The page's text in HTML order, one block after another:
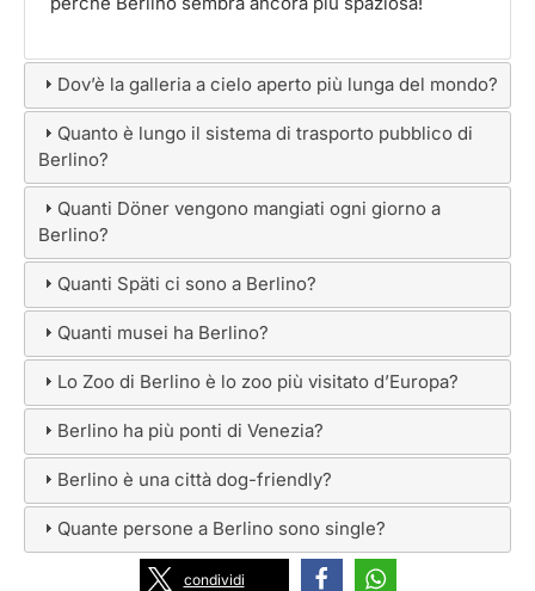
Dov’è la galleria a cielo aperto più lunga del mondo?
Quanto è lungo il sistema di trasporto pubblico di
Berlino?
Quanti Döner vengono mangiati ogni giorno a
Berlino?
Quanti Späti ci sono a Berlino?
Quanti musei ha Berlino?
Lo Zoo di Berlino è lo zoo più visitato d’Europa?
Berlino ha più ponti di Venezia?
Berlino è una città dog-friendly?
Quante persone a Berlino sono single?
condividi